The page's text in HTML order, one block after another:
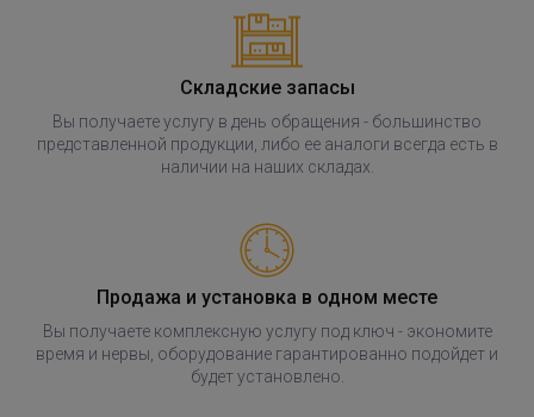
Складские запасы
Вы получаете услугу в день обращения - большинство
представленной продукции, либо ее аналоги всегда есть в
наличии на наших складах.
Продажа и установка в одном месте
Вы получаете комплексную услугу под ключ - экономите
время и нервы, оборудование гарантированно подойдет и
будет установлено.